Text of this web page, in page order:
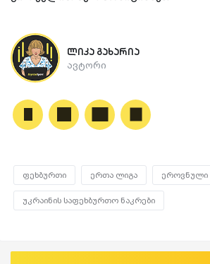
ლიკა გახარია
ავტორი
ფეხბურთი ერთა ლიგა ეროვნული
უკრაინის საფეხბურთო ნაკრები